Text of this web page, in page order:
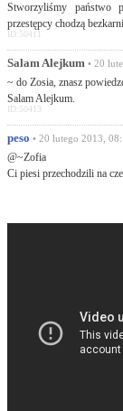
Stworzyliśmy państwo
przestępcy chodzą
ID:50411
Salam Alejkum • 20
~ do Zosia, znasz
Salam Alejkum.
ID:50413
peso • 20 lutego 2013,
@~Zofia
Ci piesi przechodzili na